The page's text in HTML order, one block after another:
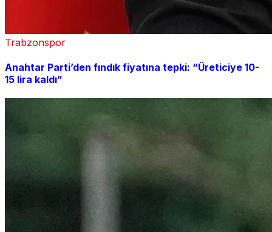
Trabzonspor
Anahtar Parti’den fındık fiyatına tepki: “Üreticiye 10-
15 lira kaldı”